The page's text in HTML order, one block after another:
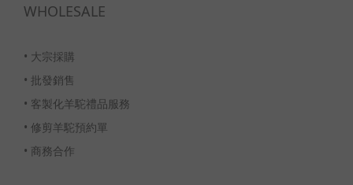
WHOLESALE
• 大宗採購
• 批發銷售
• 客製化羊駝禮品服務
• 修剪羊駝預約單
• 商務合作